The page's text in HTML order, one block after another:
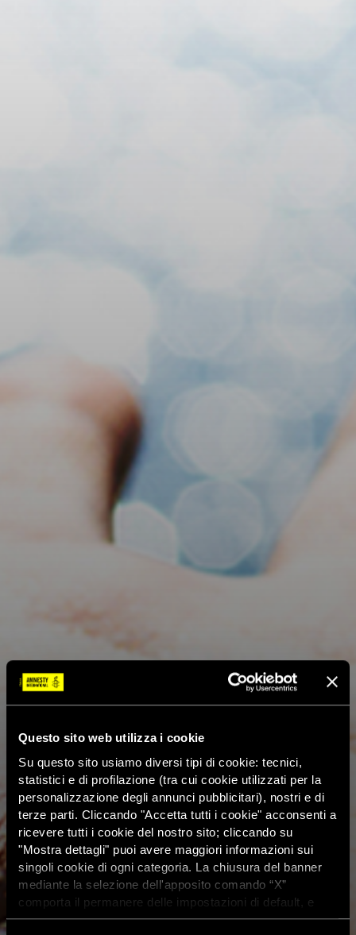
Questo sito web utilizza i cookie
Su questo sito usiamo diversi tipi di cookie: tecnici,
statistici e di profilazione (tra cui cookie utilizzati per la
personalizzazione degli annunci pubblicitari), nostri e di
terze parti. Cliccando "Accetta tutti i cookie" acconsenti a
ricevere tutti i cookie del nostro sito; cliccando su
"Mostra dettagli" puoi avere maggiori informazioni sui
singoli cookie di ogni categoria. La chiusura del banner
mediante la selezione dell'apposito comando “X”
comporta il permanere delle impostazioni di default, e
dunque la continuazione della navigazione con i cookie